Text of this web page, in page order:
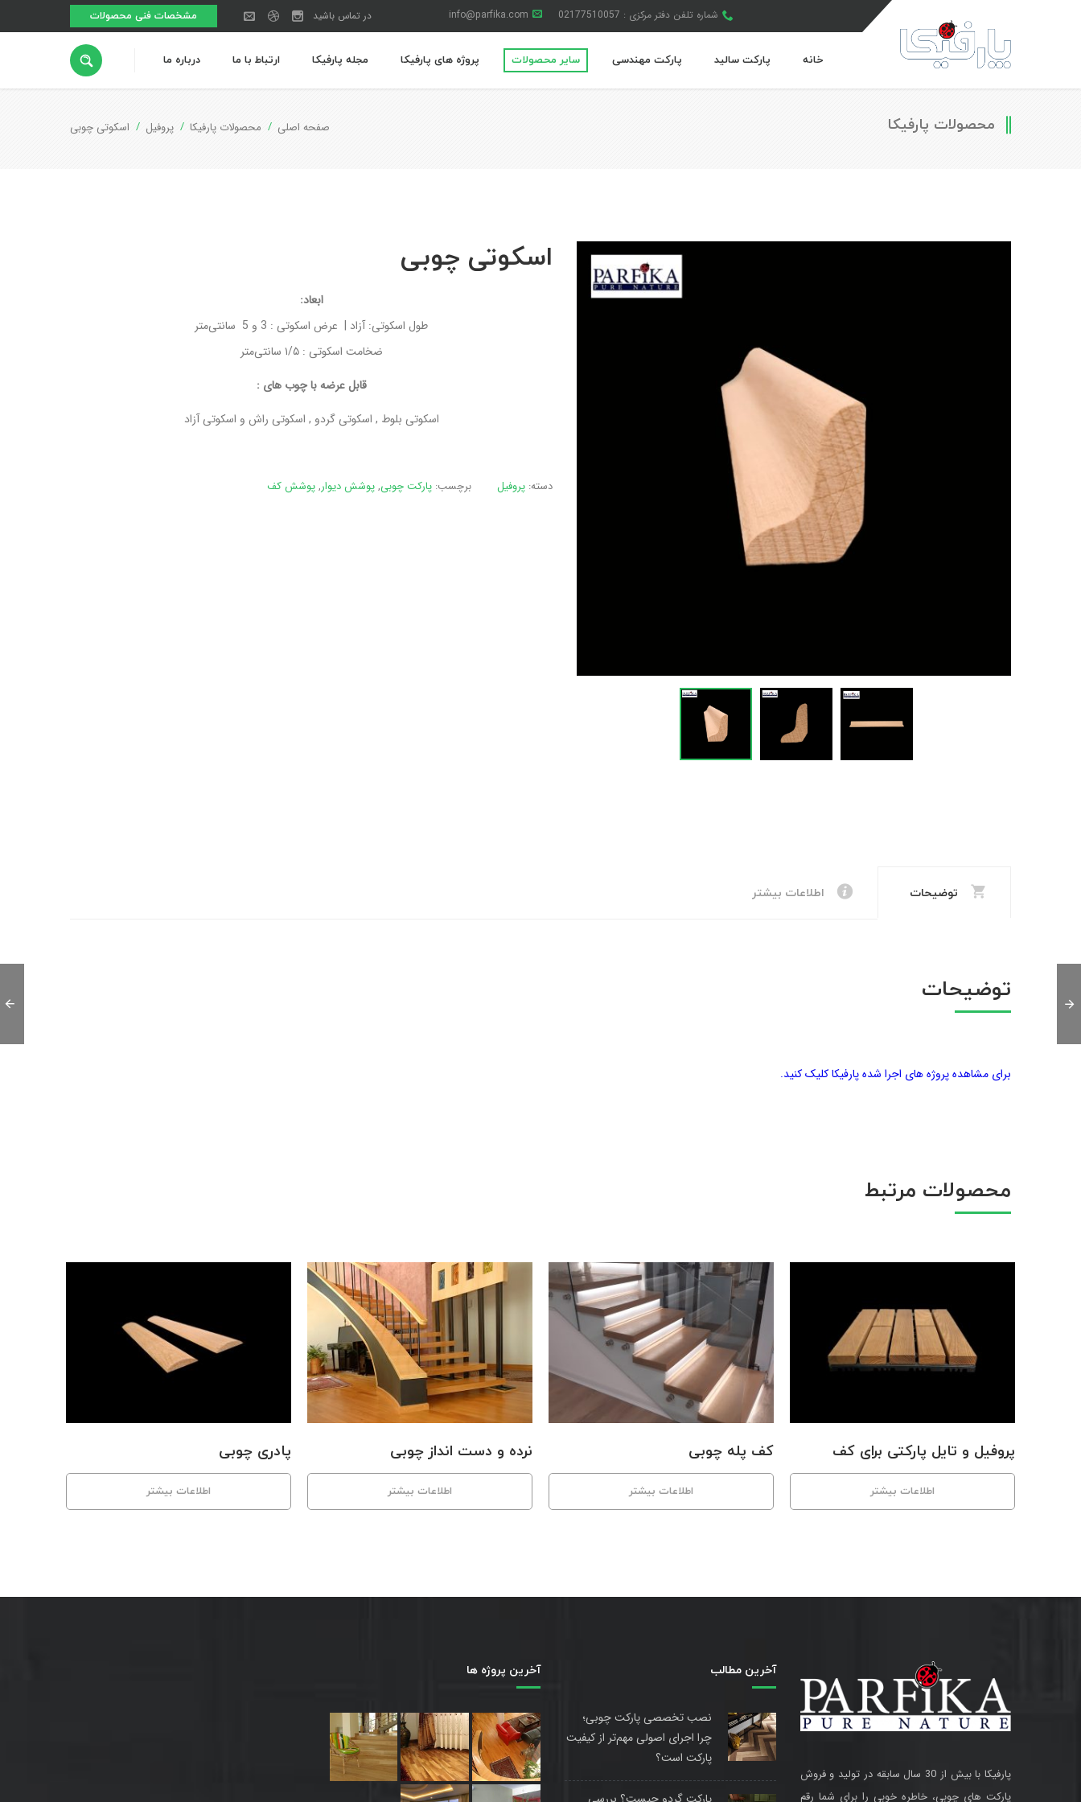
شماره تلفن دفتر مرکزی : 02177510057 info@parfika.com مشخصات فنی محصولات در تماس باشید
خانه پارکت سالید پارکت مهندسی سایر محصولات پروژه های پارفیکا مجله پارفیکا ارتباط با ما درباره ما
محصولات پارفیکا صفحه اصلی محصولات پارفیکا پروفیل اسکوتی چوبی
اسکوتی چوبی
ابعاد:
طول اسکوتی: آزاد | عرض اسکوتی : 3 و 5 سانتی‌متر
ضخامت اسکوتی : ۱/۵ سانتی‌متر
قابل عرضه با چوب های :
اسکوتی بلوط , اسکوتی گردو , اسکوتی راش و اسکوتی آزاد
دسته: پروفیل برچسب: پارکت چوبی,پوشش دیوار,پوشش کف
توضیحات اطلاعات بیشتر
توضیحات
برای مشاهده پروژه های اجرا شده پارفیکا کلیک کنید.
محصولات مرتبط
پادری چوبی
اطلاعات بیشتر
نرده و دست انداز چوبی
اطلاعات بیشتر
کف پله چوبی
اطلاعات بیشتر
پروفیل‌ و تایل‌ پارکتی برای کف
اطلاعات بیشتر
پارفیکا با بیش از 30 سال سابقه در تولید و فروش
پارکت های چوبی، خاطره خوبی را برای شما رقم
آخرین مطالب
نصب تخصصی پارکت چوبی؛
چرا اجرای اصولی مهم‌تر از کیفیت
پارکت است؟
آخرین پروژه ها